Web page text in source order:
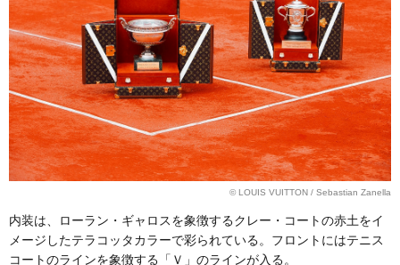
© LOUIS VUITTON / Sebastian Zanella
内装は、ローラン・ギャロスを象徴するクレー・コートの赤土をイ
メージしたテラコッタカラーで彩られている。フロントにはテニス
コートのラインを象徴する「Ｖ」のラインが入る。